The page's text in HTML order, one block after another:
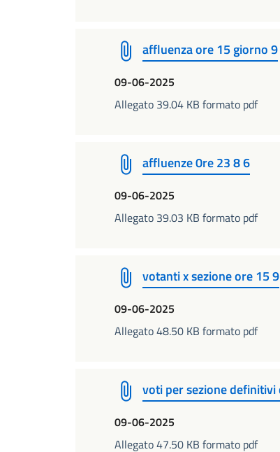
affluenza ore 15 giorno 9
09-06-2025
Allegato 39.04 KB formato pdf
affluenze 0re 23 8 6
09-06-2025
Allegato 39.03 KB formato pdf
votanti x sezione ore 15 9
09-06-2025
Allegato 48.50 KB formato pdf
voti per sezione definitivi
09-06-2025
Allegato 47.50 KB formato pdf